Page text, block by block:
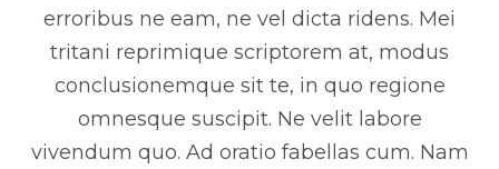
erroribus ne eam, ne vel dicta ridens. Mei
tritani reprimique scriptorem at, modus
conclusionemque sit te, in quo regione
omnesque suscipit. Ne velit labore
vivendum quo. Ad oratio fabellas cum. Nam